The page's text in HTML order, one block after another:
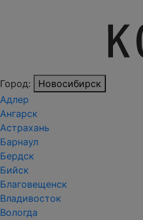
Город:
Новосибирск
Адлер
Ангарск
Астрахань
Барнаул
Бердск
Бийск
Благовещенск
Владивосток
Вологда